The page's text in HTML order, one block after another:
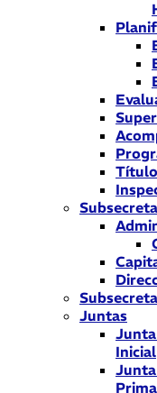
Juntas
Inicial